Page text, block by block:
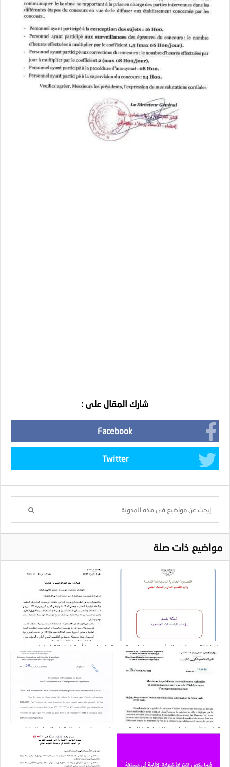
شارك المقال على :
Facebook
Twitter
مواضيع ذات صلة
شبكة تقييم رؤساء المؤسسات الجامعية
توضيحات بشأن تطبيق القرار الوزاري رقم
255 المتعلق بتحسين المستوى والإقامة
العلمية بالخارج
تعليمة تثمين الساعات الاضافية الخاصة
بخصوص تمويل طلبة الدكتوراه للسنة